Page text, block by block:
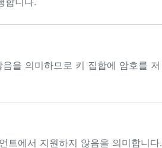
을 의미하므로 키 집합에 암호를 저
트에서 지원하지 않음을 의미합니다.